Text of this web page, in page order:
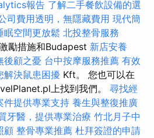
報告 了解二手餐飲設備的選
司費用透明，無隱藏費用 現代簡
眠空間更放鬆 北投整骨服務
勵措施和Budapest 新店安養
後顧之憂 台中按摩服務推薦 有效
解決鼠患困擾 Kft。 您也可以在
上找到我們。 尋找經
件提供專業支持 養生與整復推廣
牙醫，提供專業治療 竹北月子中
顧 整骨專業推薦 杜拜簽證的申請